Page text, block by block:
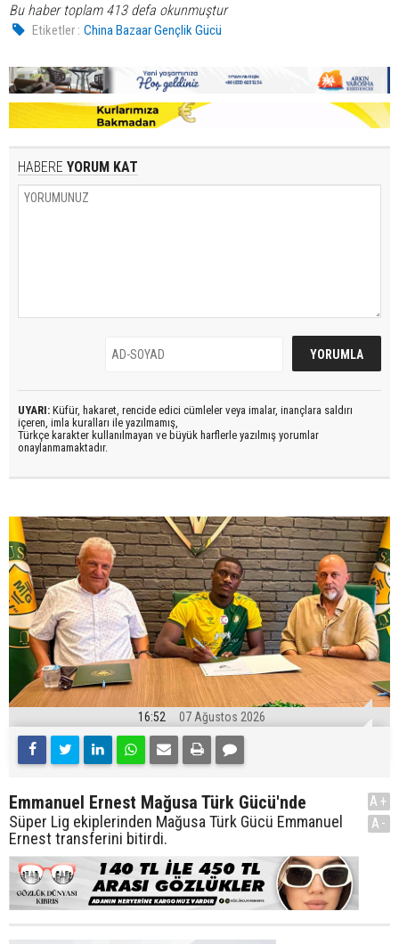
Bu haber toplam 413 defa okunmuştur
Etiketler : China Bazaar Gençlik Gücü
HABERE YORUM KAT
UYARI: Küfür, hakaret, rencide edici cümleler veya imalar, inançlara saldırı
içeren, imla kuralları ile yazılmamış,
Türkçe karakter kullanılmayan ve büyük harflerle yazılmış yorumlar
onaylanmamaktadır.
16:52 07 Ağustos 2026
Emmanuel Ernest Mağusa Türk Gücü'nde
Süper Lig ekiplerinden Mağusa Türk Gücü Emmanuel
Ernest transferini bitirdi.
A+
A-